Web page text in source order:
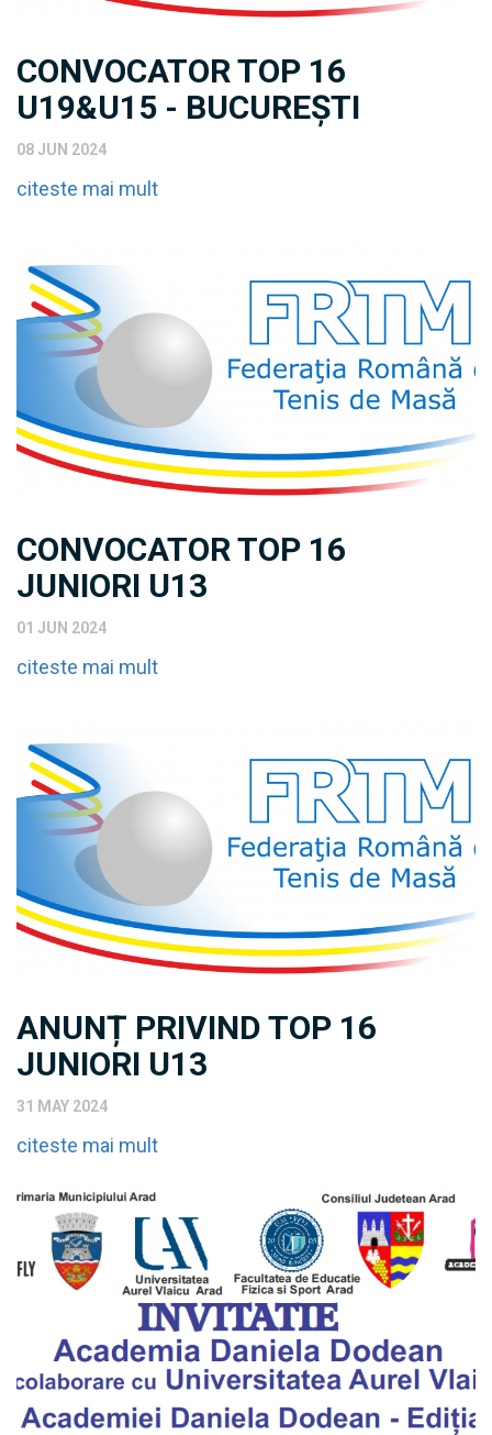
CONVOCATOR TOP 16
U19&U15 - BUCUREȘTI
08 JUN 2024
citeste mai mult
CONVOCATOR TOP 16
JUNIORI U13
01 JUN 2024
citeste mai mult
ANUNȚ PRIVIND TOP 16
JUNIORI U13
31 MAY 2024
citeste mai mult